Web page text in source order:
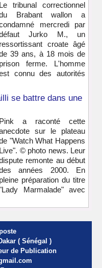
Le tribunal correctionnel
Brabant wallon a
mercredi par
Jurko M., un
ressortissant croate âgé
39 ans, à 18 mois de
prison ferme. L'homme
connu des autorités
se battre dans une
Pink a raconté cette
sur le plateau
"Watch What Happens
Live". © photo news. Leur
remonte au début
années 2000. En
pleine préparation du titre
Marmalade" avec
( Sénégal )
de Publication